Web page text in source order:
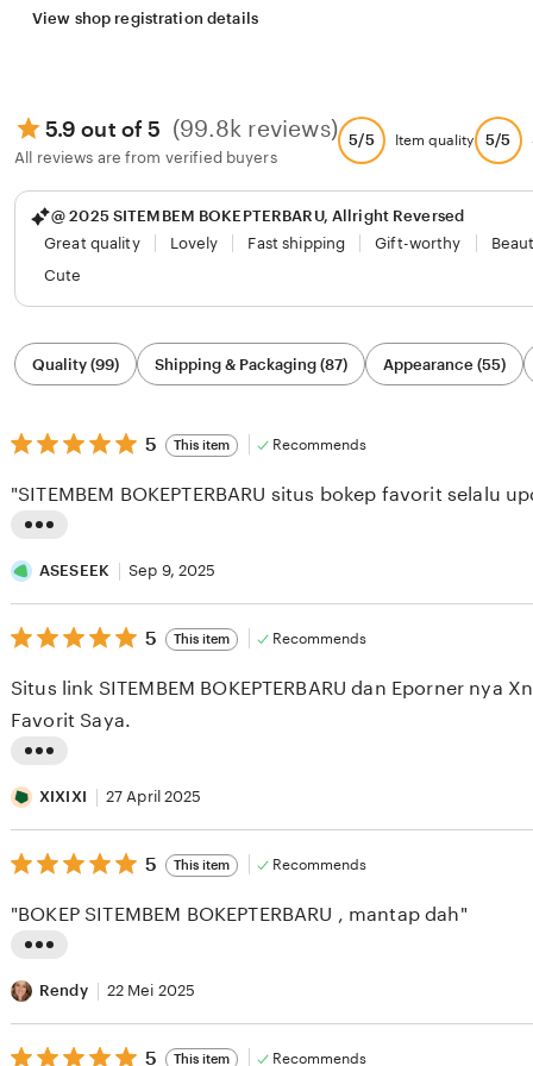
View shop registration details
5.9 out of 5 (99.8k reviews)
All reviews are from verified buyers
5/5 Item quality 5/5
@ 2025 SITEMBEM BOKEPTERBARU, Allright Reversed
Great quality
Lovely Fast shipping Gift-worthy
Cute
Filter
by
category
Quality (99) Shipping & Packaging (87) Appearance (55)
5
out
5
stars
5 This item Recommends
i
s
t
n
g
e
v
i
w
y
A
S
"SITEMBEM BOKEPTERBARU situs bokep favorit selalu
ASESEEK Sep 9, 2025
5
out
5
stars
5 This item Recommends
i
s
t
n
r
e
v
Situs link SITEMBEM BOKEPTERBARU dan Eporner nya
Favorit Saya.
XIXIXI 27 April 2025
5
out
5
stars
5 This item Recommends
i
s
t
"BOKEP SITEMBEM BOKEPTERBARU , mantap dah"
Rendy 22 Mei 2025
5
5 This item Recommends